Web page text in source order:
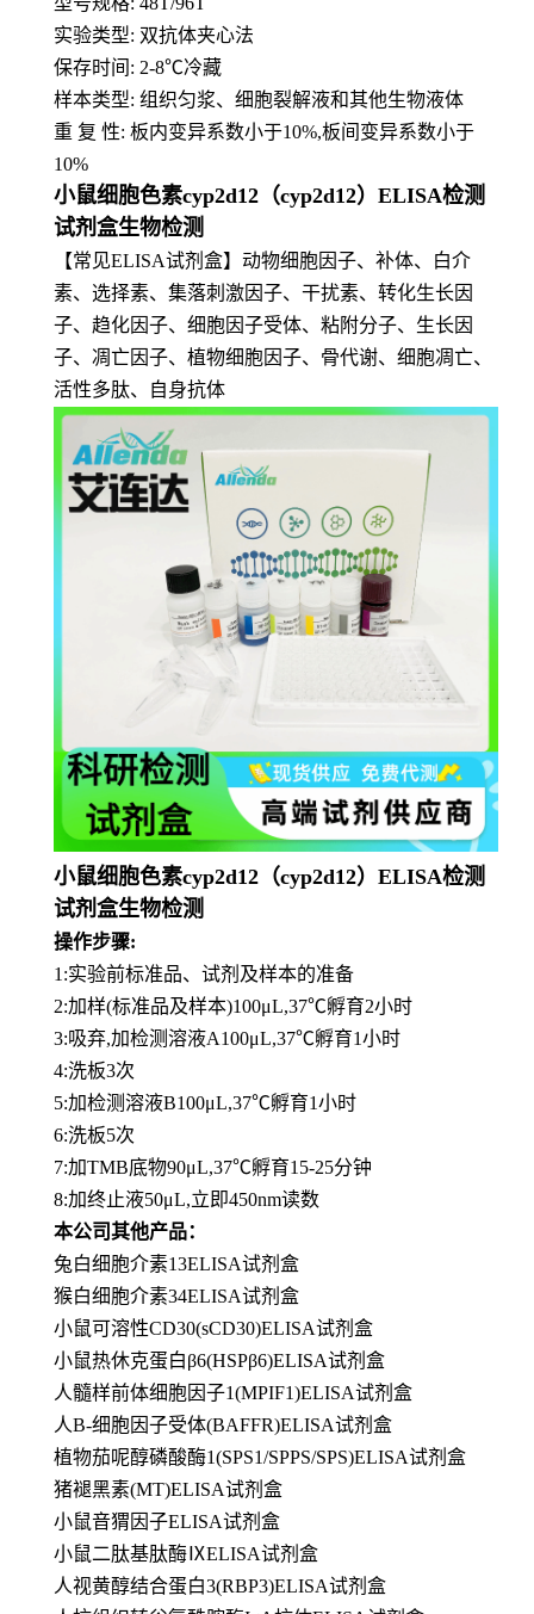
实验类型: 双抗体夹心法
保存时间: 2-8℃冷藏
样本类型: 组织匀浆、细胞裂解液和其他生物液体
重 复 性: 板内变异系数小于10%,板间变异系数小于
10%
小鼠细胞色素cyp2d12（cyp2d12）ELISA检测
试剂盒生物检测
【常见ELISA试剂盒】动物细胞因子、补体、白介
素、选择素、集落刺激因子、干扰素、转化生长因
子、趋化因子、细胞因子受体、粘附分子、生长因
子、凋亡因子、植物细胞因子、骨代谢、细胞凋亡、
活性多肽、自身抗体
小鼠细胞色素cyp2d12（cyp2d12）ELISA检测
试剂盒生物检测
操作步骤:
1:实验前标准品、试剂及样本的准备
2:加样(标准品及样本)100μL,37℃孵育2小时
3:吸弃,加检测溶液A100μL,37℃孵育1小时
4:洗板3次
5:加检测溶液B100μL,37℃孵育1小时
6:洗板5次
7:加TMB底物90μL,37℃孵育15-25分钟
8:加终止液50μL,立即450nm读数
本公司其他产品：
兔白细胞介素13ELISA试剂盒
猴白细胞介素34ELISA试剂盒
小鼠可溶性CD30(sCD30)ELISA试剂盒
小鼠热休克蛋白β6(HSPβ6)ELISA试剂盒
人髓样前体细胞因子1(MPIF1)ELISA试剂盒
人B-细胞因子受体(BAFFR)ELISA试剂盒
植物茄呢醇磷酸酶1(SPS1/SPPS/SPS)ELISA试剂盒
猪褪黑素(MT)ELISA试剂盒
小鼠音猬因子ELISA试剂盒
小鼠二肽基肽酶ⅨELISA试剂盒
人视黄醇结合蛋白3(RBP3)ELISA试剂盒